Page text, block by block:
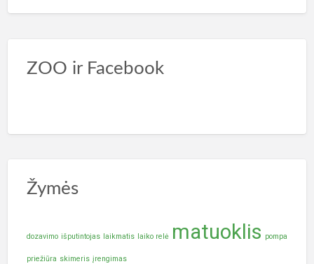
ZOO ir Facebook
Žymės
dozavimo išputintojas laikmatis laiko relė matuoklis pompa
priežiūra skimeris įrengimas